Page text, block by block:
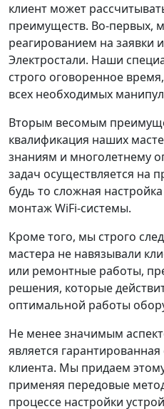
клиент может
преимуществ. Во-первых,
реагированием на заявки
Электростали. Наши
строго оговоренное
всех необходимых
Вторым весомым
квалификация наших
знаниям и многолетнему
задач осуществляется на
будь то сложная
монтаж WiFi-системы.
Кроме того, мы строго
мастера не навязывали
или ремонтные работы,
решения, которые
оптимальной работы
Не менее значимым
является
клиента. Мы придаем
применяя передовые
процессе настройки